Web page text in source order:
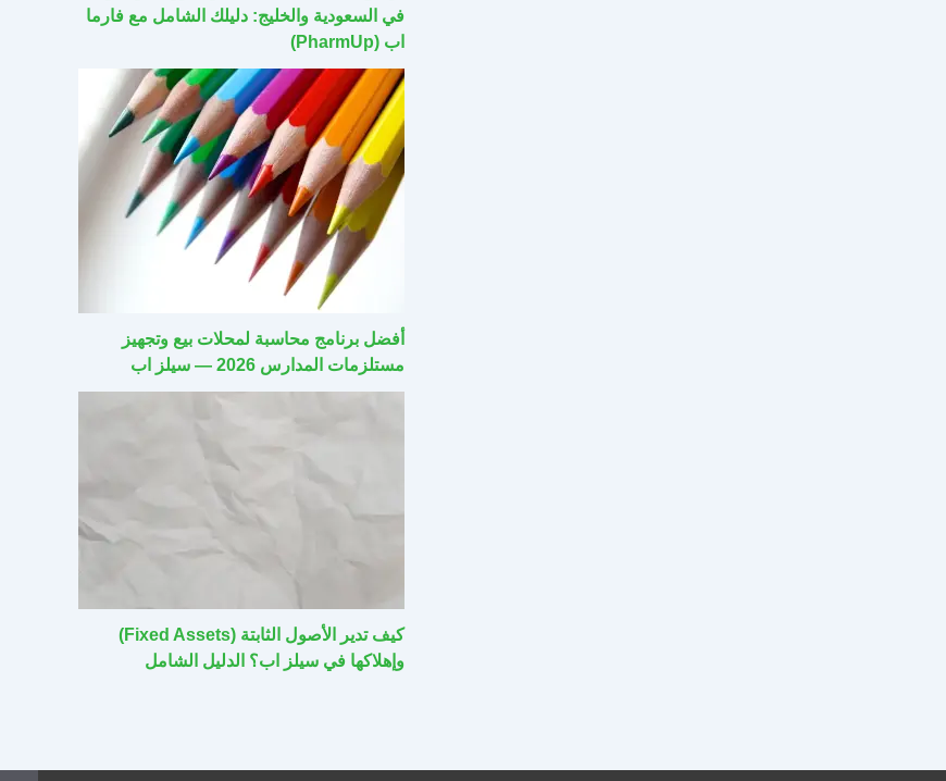
في السعودية والخليج: دليلك الشامل مع فارما
اب (PharmUp)
أفضل برنامج محاسبة لمحلات بيع وتجهيز
مستلزمات المدارس 2026 — سيلز اب
كيف تدير الأصول الثابتة (Fixed Assets)
وإهلاكها في سيلز اب؟ الدليل الشامل